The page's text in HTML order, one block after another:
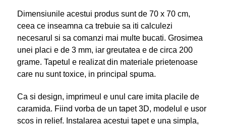
Dimensiunile acestui produs sunt de 70 x 70 cm,
ceea ce inseamna ca trebuie sa iti calculezi
necesarul si sa comanzi mai multe bucati. Grosimea
unei placi e de 3 mm, iar greutatea e de circa 200
grame. Tapetul e realizat din materiale prietenoase
care nu sunt toxice, in principal spuma.
Ca si design, imprimeul e unul care imita placile de
caramida. Fiind vorba de un tapet 3D, modelul e usor
scos in relief. Instalarea acestui tapet e una simpla,